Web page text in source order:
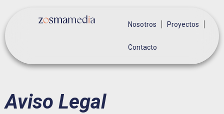
contenido
Nosotros Proyectos
Contacto
Aviso Legal